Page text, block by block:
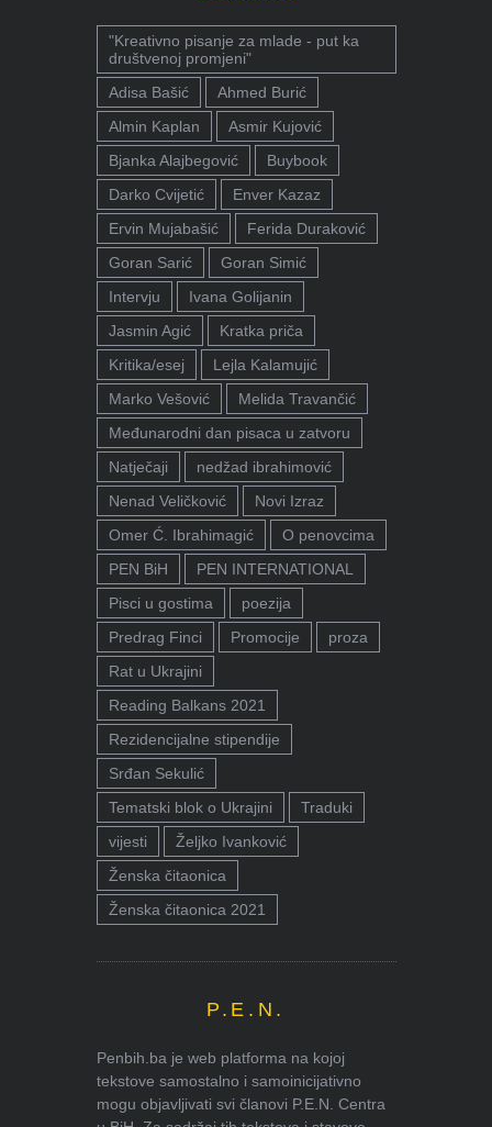
"Kreativno pisanje za mlade - put ka
društvenoj promjeni"
Adisa Bašić
Ahmed Burić
Almin Kaplan
Asmir Kujović
Bjanka Alajbegović
Buybook
Darko Cvijetić
Enver Kazaz
Ervin Mujabašić
Ferida Duraković
Goran Sarić
Goran Simić
Intervju
Ivana Golijanin
Jasmin Agić
Kratka priča
Kritika/esej
Lejla Kalamujić
Marko Vešović
Melida Travančić
Međunarodni dan pisaca u zatvoru
Natječaji
nedžad ibrahimović
Nenad Veličković
Novi Izraz
Omer Ć. Ibrahimagić
O penovcima
PEN BiH
PEN INTERNATIONAL
Pisci u gostima
poezija
Predrag Finci
Promocije
proza
Rat u Ukrajini
Reading Balkans 2021
Rezidencijalne stipendije
Srđan Sekulić
Tematski blok o Ukrajini
Traduki
vijesti
Željko Ivanković
Ženska čitaonica
Ženska čitaonica 2021
P.E.N.
Penbih.ba je web platforma na kojoj
tekstove samostalno i samoinicijativno
mogu objavljivati svi članovi P.E.N. Centra